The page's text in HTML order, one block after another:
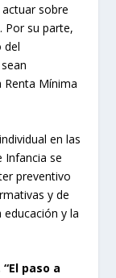
sobre
Por su parte,
del
Renta Mínima
en las
Infancia se
preventivo
y de
y la
paso a